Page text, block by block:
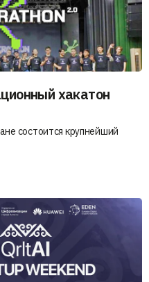
хакатон
состоится крупнейший